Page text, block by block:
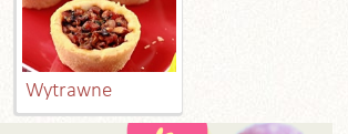
Wytrawne